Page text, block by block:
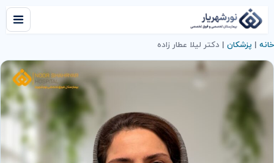
خانه | پزشکان | دکتر لیلا عطار زاده